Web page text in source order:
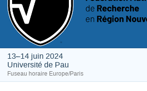
13–14 juin 2024
Université de Pau
Fuseau horaire Europe/Paris